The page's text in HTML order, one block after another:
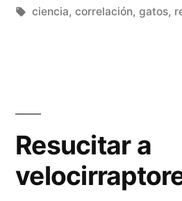
en
Etiquetas:
ciencia, correlación, gatos,
Resucitar a